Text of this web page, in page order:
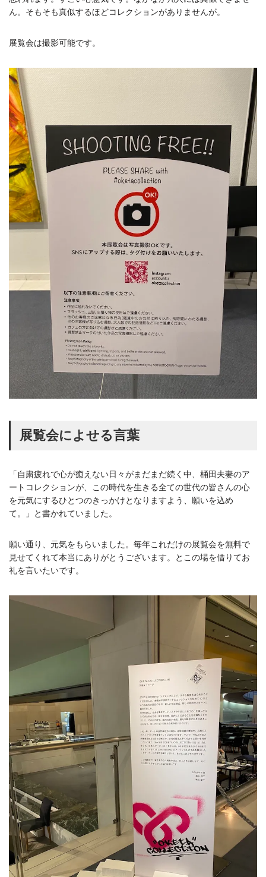
ん。そもそも真似するほどコレクションがありませんが。
展覧会は撮影可能です。
展覧会によせる言葉
「自粛疲れで心が癒えない日々がまだまだ続く中、桶田夫妻のア
ートコレクションが、この時代を生きる全ての世代の皆さんの心
を元気にするひとつのきっかけとなりますよう、願いを込め
て。」と書かれていました。
願い通り、元気をもらいました。毎年これだけの展覧会を無料で
見せてくれて本当にありがとうございます。とこの場を借りてお
礼を言いたいです。